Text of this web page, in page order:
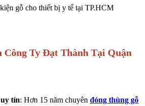
Ty Đạt Thành Tại Quận
tín: Hơn 15 năm chuyên đóng thùng gỗ